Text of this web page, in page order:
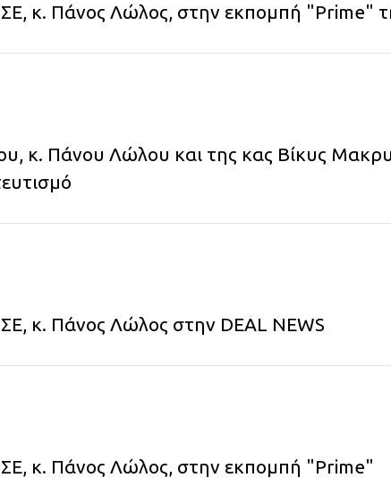
κ. Πάνος Λώλος, στην εκπομπή "Prime"
κ. Πάνου Λώλου και της κας Βίκυς
κ. Πάνος Λώλος στην DEAL NEWS
κ. Πάνος Λώλος, στην εκπομπή "Prime"